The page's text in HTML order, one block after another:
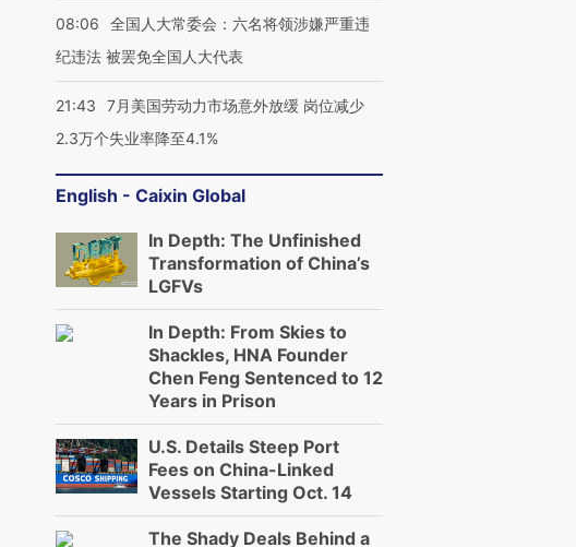
08:06
全国人大常委会：六名将领涉嫌严重违
纪违法 被罢免全国人大代表
21:43
7月美国劳动力市场意外放缓 岗位减少
2.3万个失业率降至4.1%
English - Caixin Global
In Depth: The Unfinished
Transformation of China’s
LGFVs
In Depth: From Skies to
Shackles, HNA Founder
Chen Feng Sentenced to 12
Years in Prison
U.S. Details Steep Port
Fees on China-Linked
Vessels Starting Oct. 14
The Shady Deals Behind a